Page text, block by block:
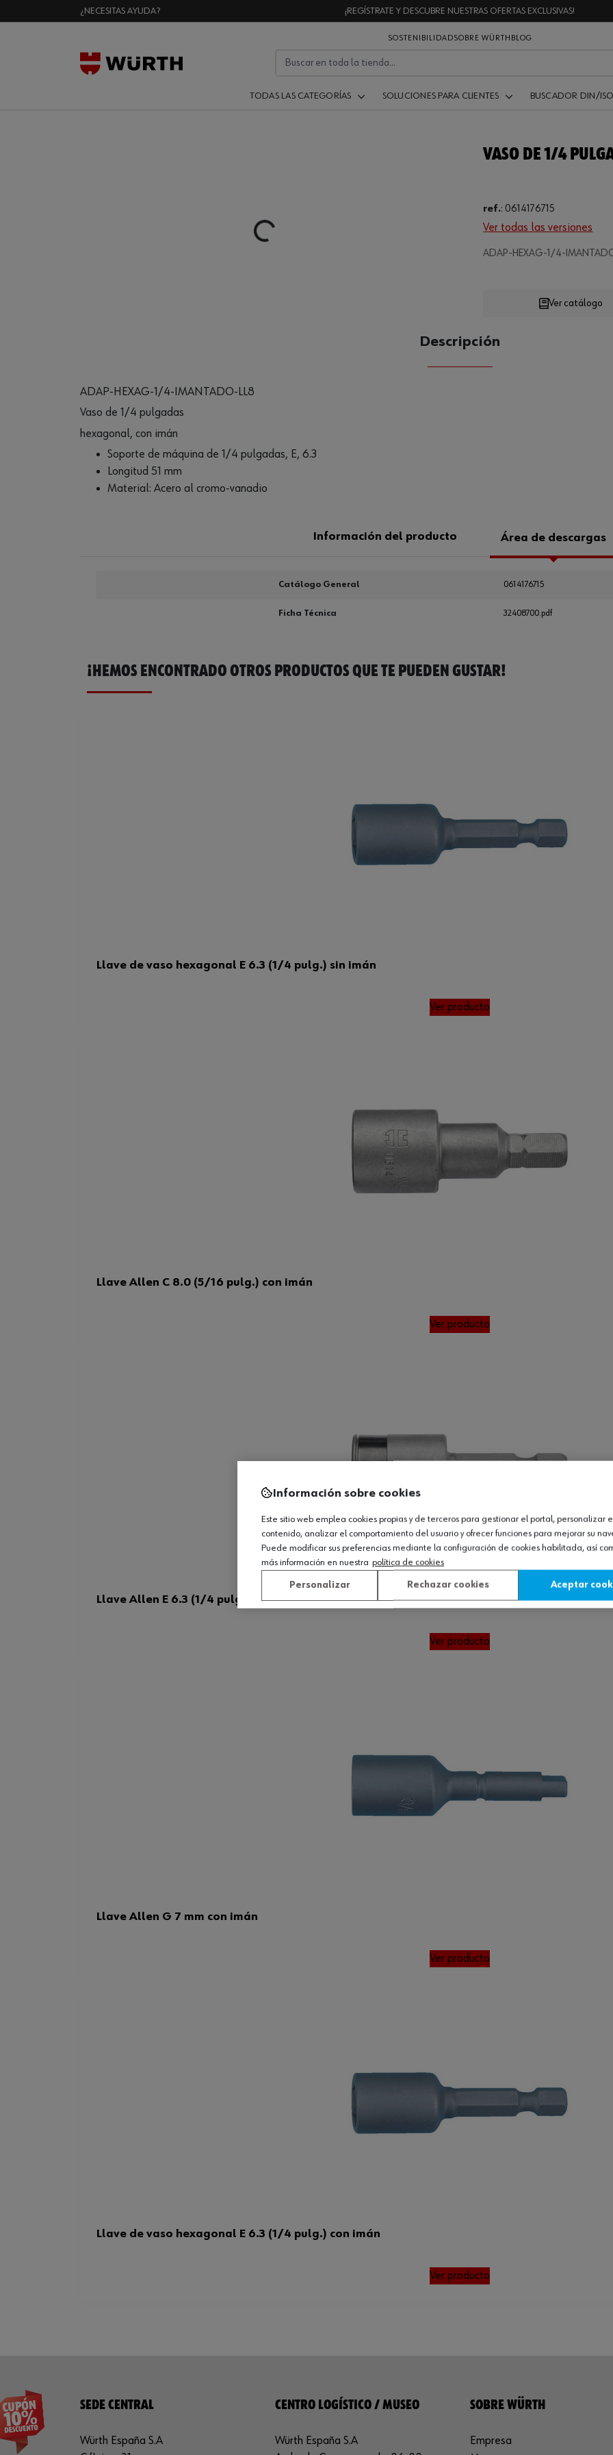
¿NECESITAS AYUDA? ¡REGÍSTRATE Y DESCUBRE NUESTRAS OFERTAS EXCLUSIVAS!
SOSTENIBILIDADSOBRE WÜRTH BLOG
TODAS LAS CATEGORÍAS SOLUCIONES PARA CLIENTES BUSCADOR DIN/ISO
Loading...
VASO DE 1/4
ref.: 0614176715
Ver todas las versiones
ADAP-HEXAG-1/4-
Loading...
CANTIDAD
Ver catálogo
Descripción
ADAP-HEXAG-1/4-IMANTADO-LL8
Vaso de 1/4 pulgadas
hexagonal, con imán
Soporte de máquina de 1/4 pulgadas, E, 6.3
Longitud 51 mm
Material: Acero al cromo-vanadio
Información del producto Área de descargas
Catálogo General 0614176715
Ficha Técnica 32408700.pdf
¡HEMOS ENCONTRADO OTROS PRODUCTOS QUE TE PUEDEN GUSTAR!
Llave de vaso hexagonal E 6.3 (1/4 pulg.) sin imán
Ver producto
Llave Allen C 8.0 (5/16 pulg.) con imán
Ver producto
Llave Allen E 6.3 (1/4 pulg.) con rótula
Ver producto
Llave Allen G 7 mm con imán
Ver producto
Llave de vaso hexagonal E 6.3 (1/4 pulg.) con imán
Ver producto
SEDE CENTRAL
Würth España S.A
CENTRO LOGÍSTICO / MUSEO
Würth España S.A
SOBRE WÜRTH
Empresa
Información sobre cookies
Este sitio web emplea cookies propias y de terceros para gestionar el portal, personalizar
contenido, analizar el comportamiento del usuario y ofrecer funciones para mejorar su
Puede modificar sus preferencias mediante la configuración de cookies habilitada, así
más información en nuestra política de cookies
Personalizar Rechazar cookies Aceptar